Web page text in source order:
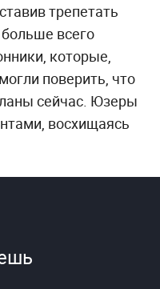
трепетать
всего
которые,
поверить, что
сейчас. Юзеры
восхищаясь